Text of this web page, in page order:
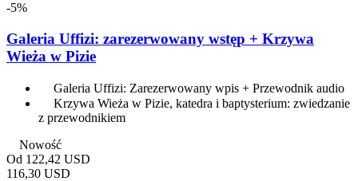
-5%
Galeria Uffizi: zarezerwowany wstęp + Krzywa
Wieża w Pizie
Galeria Uffizi: Zarezerwowany wpis + Przewodnik audio
Krzywa Wieża w Pizie, katedra i baptysterium: zwiedzanie
z przewodnikiem
Nowość
Od 122,42 USD
116,30 USD